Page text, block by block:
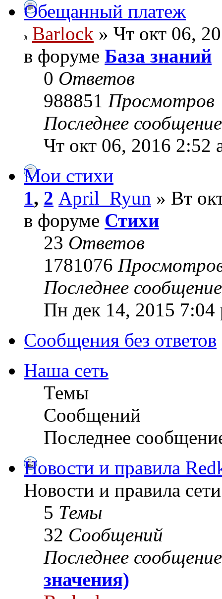
Обещанный платеж
Barlock » Чт окт 06,
в форуме База знаний
0 Ответов
988851 Просмотров
Последнее
Чт окт 06, 2016 2:52
Мои стихи
1, 2 April_Ryun » Вт
в форуме Стихи
23 Ответов
1781076
Последнее
Пн дек 14, 2015 7:04
Сообщения без ответов
Наша сеть
Темы
Сообщений
Последнее
Новости и правила
Новости и правила
5 Темы
32 Сообщений
Последнее сообщение
значения)